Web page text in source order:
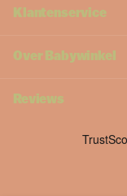
Klantenservice
Over Babywinkel
Reviews